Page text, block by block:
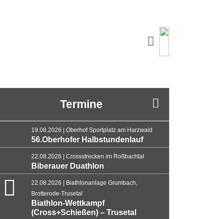
Termine
19.08.2026 | Oberhof Sportplatz am Harzwald
56.Oberhofer Halbstundenlauf
22.08.2026 | Crossstrecken im Roßbachtal
Biberauer Duathlon
22.08.2026 | Biathlonanlage Grumbach,
Brotterode-Trusetal
Biathlon-Wettkampf
(Cross+Schießen) – Trusetal